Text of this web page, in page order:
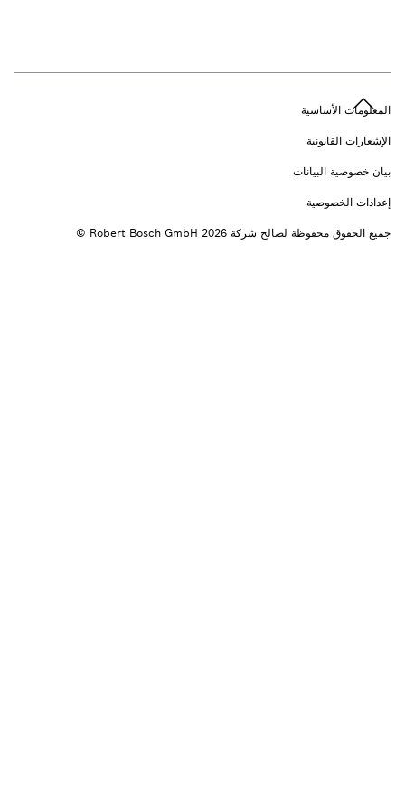
المعلومات الأساسية
الإشعارات القانونية
بيان خصوصية البيانات
إعدادات الخصوصية
جميع الحقوق محفوظة لصالح شركة 2026 ‎© Robert Bosch GmbH